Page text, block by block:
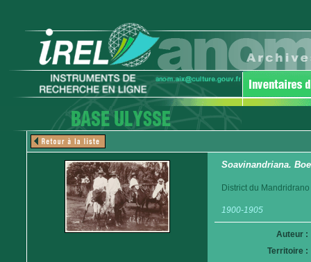
Soavinandriana.
District du Mandridrano
1900-1905
Auteur :
Territoire :